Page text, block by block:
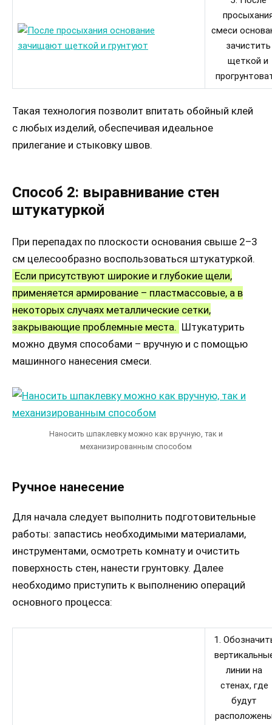
смеси
зачистить
щеткой и
Такая технология позволит впитать обойный клей
с любых изделий, обеспечивая идеальное
прилегание и стыковку швов.
Способ 2: выравнивание стен
штукатуркой
При перепадах по плоскости основания свыше 2–3
см целесообразно воспользоваться штукатуркой.
Если присутствуют широкие и глубокие щели,
применяется армирование – пластмассовые, а в
некоторых случаях металлические сетки,
закрывающие проблемные места. Штукатурить
можно двумя способами – вручную и с помощью
машинного нанесения смеси.
Наносить шпаклевку можно как вручную, так и
механизированным способом
Ручное нанесение
Для начала следует выполнить подготовительные
работы: запастись необходимыми материалами,
инструментами, осмотреть комнату и очистить
поверхность стен, нанести грунтовку. Далее
необходимо приступить к выполнению операций
основного процесса:
1.
линии на
стенах, где
будут